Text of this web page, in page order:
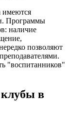
имеются
Программы
наличие
позволяют
"воспитанников"
в